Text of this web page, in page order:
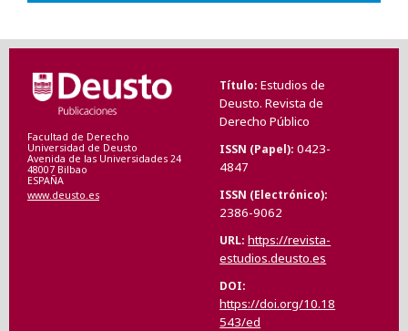
Facultad de Derecho
Universidad de Deusto
Avenida de las Universidades 24
48007 Bilbao
ESPAÑA
www.deusto.es
Título Estudios de
Deusto. Revista de
Derecho Público
ISSN (Papel) 0423-
4847
ISSN (Electrónico)
2386-9062
URL https://revista-
estudios.deusto.es
DOI
https://doi.org/10.18
543/ed